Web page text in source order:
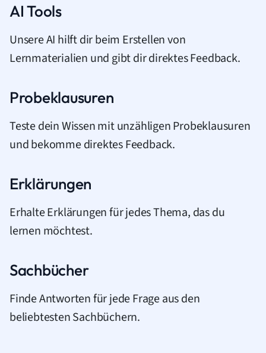
AI Tools
Unsere AI hilft dir beim Erstellen von
Lernmaterialien und gibt dir direktes Feedback.
Probeklausuren
Teste dein Wissen mit unzähligen Probeklausuren
und bekomme direktes Feedback.
Erklärungen
Erhalte Erklärungen für jedes Thema, das du
lernen möchtest.
Sachbücher
Finde Antworten für jede Frage aus den
beliebtesten Sachbüchern.